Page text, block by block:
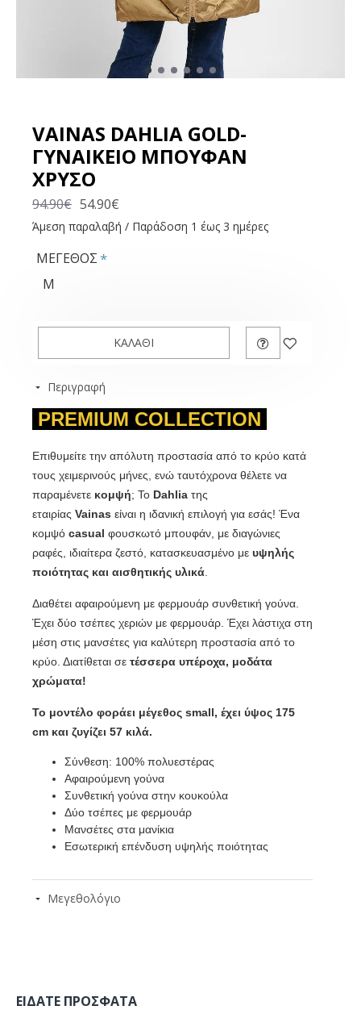
VAINAS DAHLIA GOLD-
ΓΥΝΑΙΚΕΙΟ ΜΠΟΥΦΑΝ
ΧΡΥΣΟ
Άμεση παραλαβή / Παράδοση 1 έως 3 ημέρες
54.90€
94.90€
ΜΕΓΕΘΟΣ
M
ΚΑΛΆΘΙ
Περιγραφή
PREMIUM COLLECTION
Επιθυμείτε την απόλυτη προστασία από το κρύο κατά
τους χειμερινούς μήνες, ενώ ταυτόχρονα θέλετε να
παραμένετε κομψή; Το Dahlia της
εταιρίας Vainas είναι η ιδανική επιλογή για εσάς! Ένα
κομψό casual φουσκωτό μπουφάν, με διαγώνιες
ραφές, ιδιαίτερα ζεστό, κατασκευασμένο με υψηλής
ποιότητας και αισθητικής υλικά
Διαθέτει αφαιρούμενη με φερμουάρ συνθετική γούνα.
Έχει δύο τσέπες χεριών με φερμουάρ. Έχει λάστιχα στη
μέση στις μανσέτες για καλύτερη προστασία από το
κρύο. Διατίθεται σε τέσσερα υπέροχα, μοδάτα
χρώματα!
Το μοντέλο φοράει μέγεθος small, έχει ύψος 175
cm και ζυγίζει 57 κιλά.
Σύνθεση: 100% πολυεστέρας
Αφαιρούμενη γούνα
Συνθετική γούνα στην κουκούλα
Δύο τσέπες με φερμουάρ
Μανσέτες στα μανίκια
Εσωτερική επένδυση υψηλής ποιότητας
Μεγεθολόγιο
ΕΊΔΑΤΕ ΠΡΌΣΦΑΤΑ